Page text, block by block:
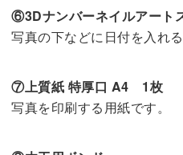
⑥3Dナンバーネイルアート
写真の下などに日付を入れ
⑦上質紙 特厚口 A4 1枚
写真を印刷する用紙です。